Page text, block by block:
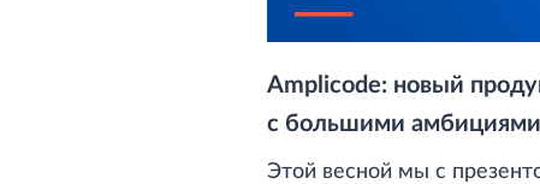
Amplicode: новый
с большими амбициями
Этой весной мы с